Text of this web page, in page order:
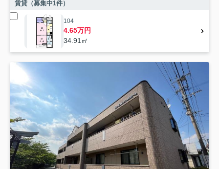
賃貸（募集中1件）
104
4.65万円
34.91㎡